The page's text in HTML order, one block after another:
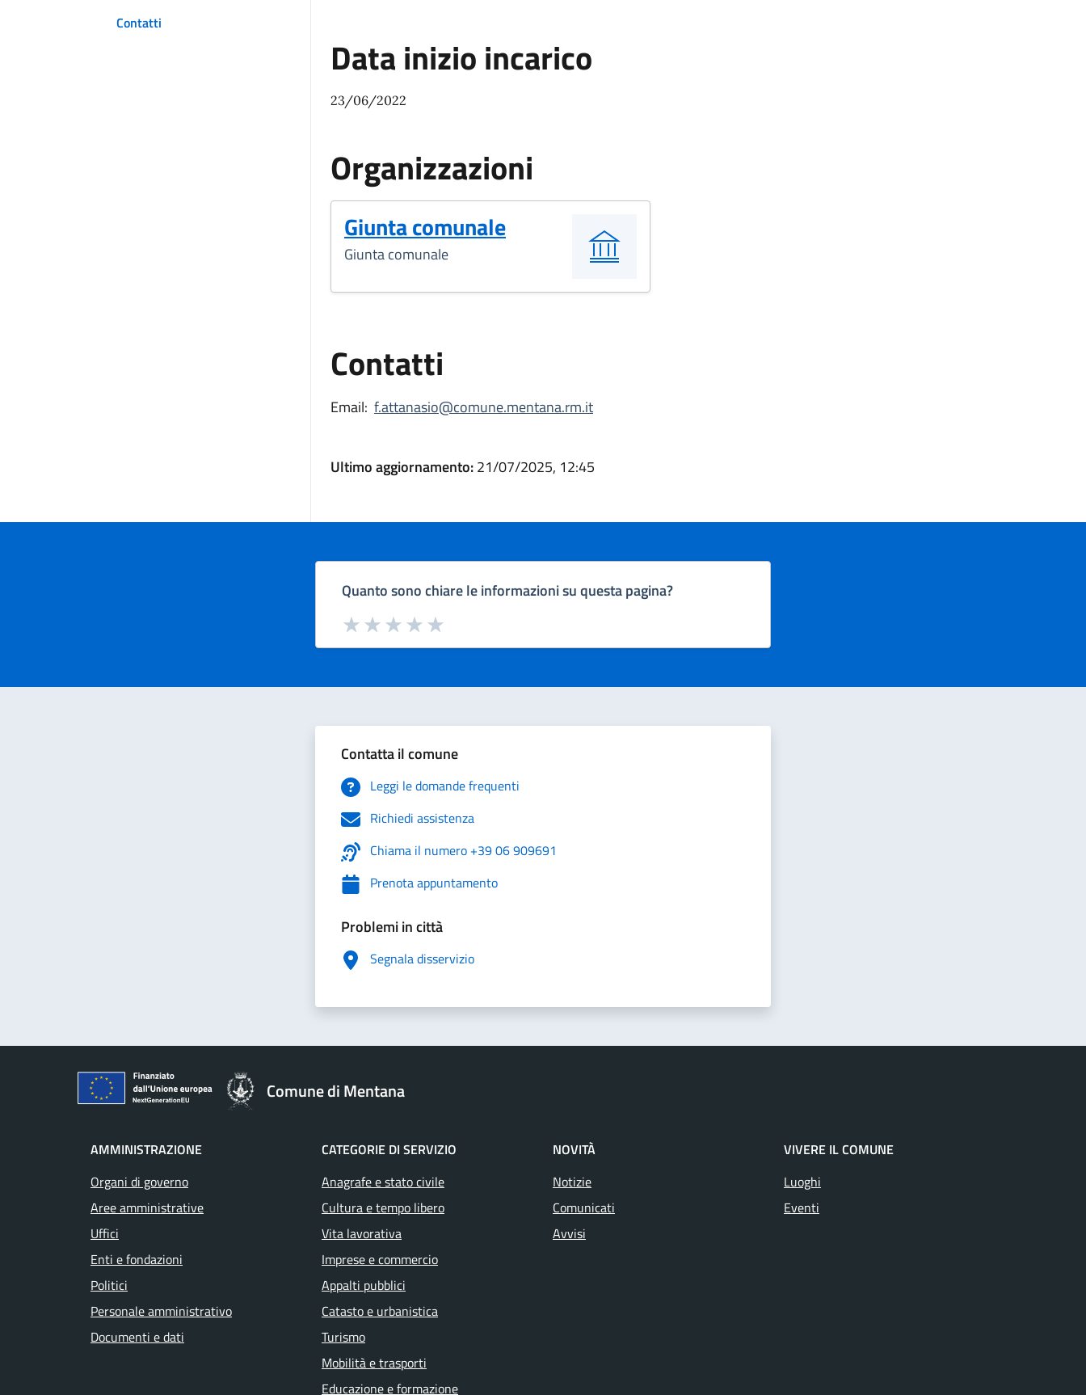
Contatti
Data inizio incarico
23/06/2022
Organizzazioni
Giunta comunale
Giunta comunale
Contatti
Email: f.attanasio@comune.mentana.rm.it
Ultimo aggiornamento:21/07/2025, 12:45
Quanto sono chiare le informazioni su questa pagina?
Valuta da 1 a 5 stelle la pagina
Valuta 5 stelle su 5
Valuta 4 stelle su 5
Valuta 3 stelle su 5
Valuta 2 stelle su 5
Valuta 1 stelle su 5
Contatta il comune
Leggi le domande frequenti
Richiedi assistenza
Chiama il numero +39 06 909691
Prenota appuntamento
Problemi in città
Segnala disservizio
Comune di Mentana
AMMINISTRAZIONE
Organi di governo
Aree amministrative
Uffici
Enti e fondazioni
Politici
Personale amministrativo
Documenti e dati
CATEGORIE DI SERVIZIO
Anagrafe e stato civile
Cultura e tempo libero
Vita lavorativa
Imprese e commercio
Appalti pubblici
Catasto e urbanistica
Turismo
Mobilità e trasporti
Educazione e formazione
NOVITÀ
Notizie
Comunicati
Avvisi
VIVERE IL COMUNE
Luoghi
Eventi